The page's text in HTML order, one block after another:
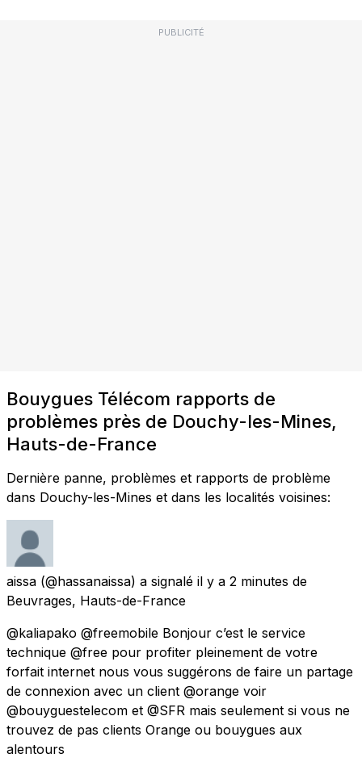
PUBLICITÉ
Bouygues Télécom rapports de
problèmes près de Douchy-les-Mines,
Hauts-de-France
Dernière panne, problèmes et rapports de problème
dans Douchy-les-Mines et dans les localités voisines:
aissa (@hassanaissa) a signalé il y a 2 minutes de
Beuvrages, Hauts-de-France
@kaliapako @freemobile Bonjour c’est le service
technique @free pour profiter pleinement de votre
forfait internet nous vous suggérons de faire un partage
de connexion avec un client @orange voir
@bouyguestelecom et @SFR mais seulement si vous ne
trouvez de pas clients Orange ou bouygues aux
alentours